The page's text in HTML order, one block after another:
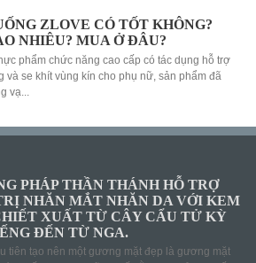
ZLOVE CÓ TỐT KHÔNG?
NHIÊU? MUA Ở ĐÂU?
phẩm chức năng cao cấp có tác dụng hỗ trợ
và se khít vùng kín cho phụ nữ, sản phẩm đã
vạ...
PHÁP THẦN THÁNH HỖ TRỢ
NHĂN MẮT NHĂN DA VỚI KEM
XUẤT TỪ CÂY CẨU TỬ KỲ
ĐẾN TỪ NGA.
tiên tạo nên một gương mặt đẹp là gương mặt